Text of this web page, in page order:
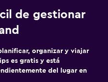
de gestionar
organizar y viajar
es gratis y está
del lugar en